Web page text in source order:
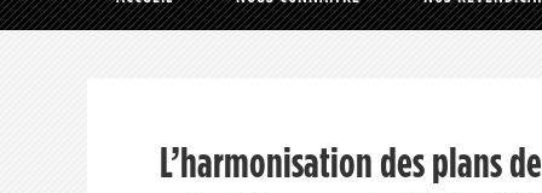
L’harmonisation des plans